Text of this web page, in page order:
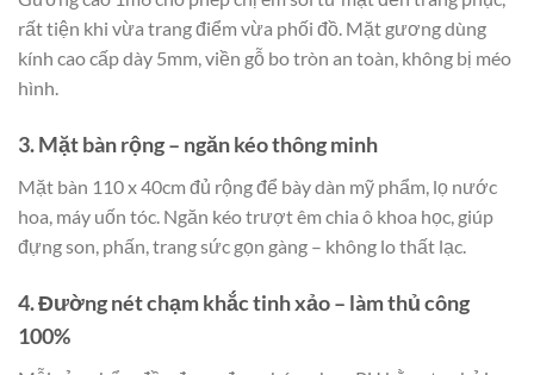
rất tiện khi vừa trang điểm vừa phối đồ. Mặt gương dùng
kính cao cấp dày 5mm, viền gỗ bo tròn an toàn, không bị méo
hình.
3. Mặt bàn rộng – ngăn kéo thông minh
Mặt bàn 110 x 40cm đủ rộng để bày dàn mỹ phẩm, lọ nước
hoa, máy uốn tóc. Ngăn kéo trượt êm chia ô khoa học, giúp
đựng son, phấn, trang sức gọn gàng – không lo thất lạc.
4. Đường nét chạm khắc tinh xảo – làm thủ công
100%